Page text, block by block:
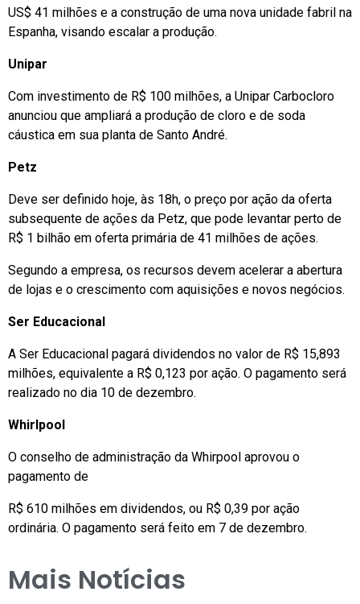
US$ 41 milhões e a construção de uma nova unidade fabril na
Espanha, visando escalar a produção.
Unipar
Com investimento de R$ 100 milhões, a Unipar Carbocloro
anunciou que ampliará a produção de cloro e de soda
cáustica em sua planta de Santo André.
Petz
Deve ser definido hoje, às 18h, o preço por ação da oferta
subsequente de ações da Petz, que pode levantar perto de
R$ 1 bilhão em oferta primária de 41 milhões de ações.
Segundo a empresa, os recursos devem acelerar a abertura
de lojas e o crescimento com aquisições e novos negócios.
Ser Educacional
A Ser Educacional pagará dividendos no valor de R$ 15,893
milhões, equivalente a R$ 0,123 por ação. O pagamento será
realizado no dia 10 de dezembro.
Whirlpool
O conselho de administração da Whirpool aprovou o
pagamento de
R$ 610 milhões em dividendos, ou R$ 0,39 por ação
ordinária. O pagamento será feito em 7 de dezembro.
Mais Notícias